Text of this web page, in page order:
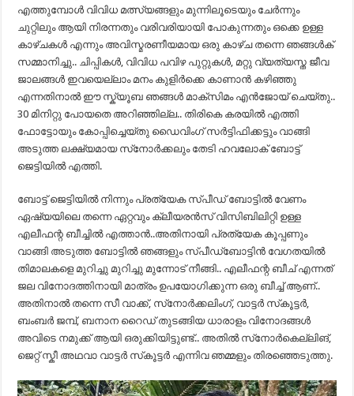
എത്തുമ്പോൾ വിവിധ മത്സ്യങ്ങളും മുന്നിലൂടെയും ചേർന്നും
ചുറ്റിലും ആയി നിരന്നതും വരിവരിയായി പോകുന്നതും ഒക്കെ ഉള്ള
കാഴ്ചകൾ എന്നും അവിസ്മരണീയമായ ഒരു കാഴ്ച തന്നെ ഞങ്ങൾക്
സമ്മാനിച്ചു.. ചിപ്പികൾ, വിവിധ പവിഴ പുറ്റുകൾ, മറ്റു വ്യത്യസ്ത ജീവ
ജാലങ്ങൾ ഇവയെല്ലാം മനം കുളിർക്കെ കാണാൻ കഴിഞ്ഞു
എന്നതിനാൽ ഈ സ്ക്യൂബ ഞങ്ങൾ മാക്സിമം എൻജോയ് ചെയ്തു..
30 മിനിറ്റു പോയതെ അറിഞ്ഞില്ല.. തിരികെ കരയിൽ എത്തി
ഫോട്ടോയും കോപ്പിച്ചെയ്തു ഡൈവിംഗ് സർട്ടിഫിക്കട്ടും വാങ്ങി
അടുത്ത ലക്ഷ്യമായ സ്‌നോർക്കലും തേടി ഹവലോക് ബോട്ട്
ജെട്ടിയിൽ എത്തി.
ബോട്ട് ജെട്ടിയിൽ നിന്നും പ്രത്യേക സ്പീഡ് ബോട്ടിൽ വേണം
ഏഷ്യയിലെ തന്നെ ഏറ്റവും ക്ലീയരൻസ് വിസിബിലിറ്റി ഉള്ള
എലീഫന്റ ബീച്ചിൽ എത്താൻ..അതിനായി പ്രത്യേക കൂപ്പണും
വാങ്ങി അടുത്ത ബോട്ടിൽ ഞങ്ങളും സ്പീഡ്‌ബോട്ടിൻ വേഗതയിൽ
തിമാലകളെ മുറിച്ചു മുറിച്ചു മുന്നോട് നീങ്ങി.. എലീഫന്റ ബീച് എന്നത്
ജല വിനോദത്തിനായി മാത്രം ഉപയോഗിക്കുന്ന ഒരു ബീച്ച് ആണ്..
അതിനാൽ തന്നെ സീ വാക്ക്, സ്‌നോർക്കലിംഗ്, വാട്ടർ സ്‌കൂട്ടർ,
ബംബർ ജമ്പ്, ബനാന റൈഡ് തുടങ്ങിയ ധാരാളം വിനോദങ്ങൾ
അവിടെ നമുക്ക് ആയി ഒരുക്കിയിട്ടുണ്ട്.. അതിൽ സ്‌നോർകെല്ലിങ്,
ജെറ്റ് സ്കീ അഥവാ വാട്ടർ സ്‌കൂട്ടർ എന്നിവ ഞമ്മളും തിരഞ്ഞെടുത്തു.